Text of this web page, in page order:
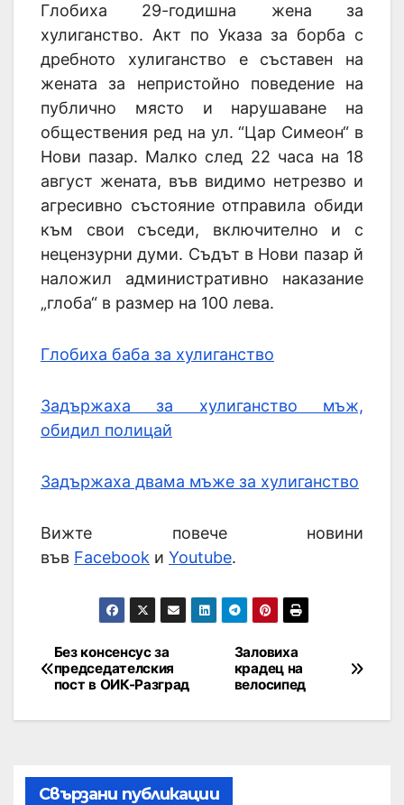
Глобиха 29-годишна жена за
хулиганство. Акт по Указа за борба с
дребното хулиганство е съставен на
жената за непристойно поведение на
публично място и нарушаване на
обществения ред на ул. “Цар Симеон“ в
Нови пазар. Малко след 22 часа на 18
август жената, във видимо нетрезво и
агресивно състояние отправила обиди
към свои съседи, включително и с
нецензурни думи. Съдът в Нови пазар й
наложил административно наказание
„глоба“ в размер на 100 лева.
Глобиха баба за хулиганство
Задържаха за хулиганство мъж,
обидил полицай
Задържаха двама мъже за хулиганство
Вижте повече новини
във Facebook и Youtube.
Заловиха
крадец на
велосипед
Без консенсус за
председателския
пост в ОИК-Разград
Свързани публикации